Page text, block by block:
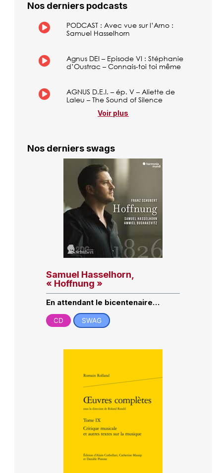
Nos derniers podcasts
PODCAST : Avec vue sur l’Arno :
Samuel Hasselhorn
Agnus DEI – Episode VI : Stéphanie
d’Oustrac – Connais-toi toi même
AGNUS D.E.I. – ép. V – Aliette de
Laleu – The Sound of Silence
Voir plus
Nos derniers swags
Samuel Hasselhorn,
« Hoffnung »
En attendant le bicentenaire…
CD SWAG